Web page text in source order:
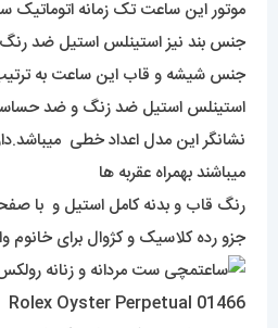
جنس بند نیز استینلس استیل ضد
جنس شیشه و قاب این ساعت به ترتیب
استینلس استیل ضد زنگ و ضد
نشانگر این مدل اعداد خطی
میباشند بهمراه عقربه ها
رنگ قاب و بدنه کامل استیل و با
جزو رده کلاسیک و کژوال برای خانوم
میریم برای معرفی بیشتر کمپانی